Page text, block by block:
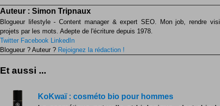
Auteur : Simon Tripnaux
Blogueur lifestyle - Content manager & expert SEO. Mon job, rendre
projets par les mots. Adepte de l'écriture depuis 1978.
Twitter Facebook LinkedIn
Blogueur ? Auteur ? Rejoignez la rédaction !
Et aussi ...
KoKwaï : cosméto bio pour hommes